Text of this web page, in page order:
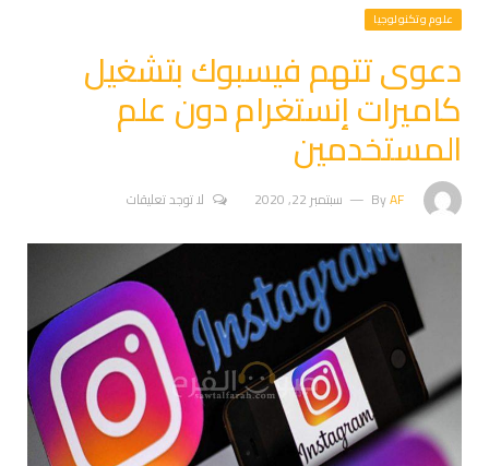
علوم وتكنولوجيا
دعوى تتهم فيسبوك بتشغيل
كاميرات إنستغرام دون علم
المستخدمين
ByAF سبتمبر 22, 2020 لا توجد تعليقات